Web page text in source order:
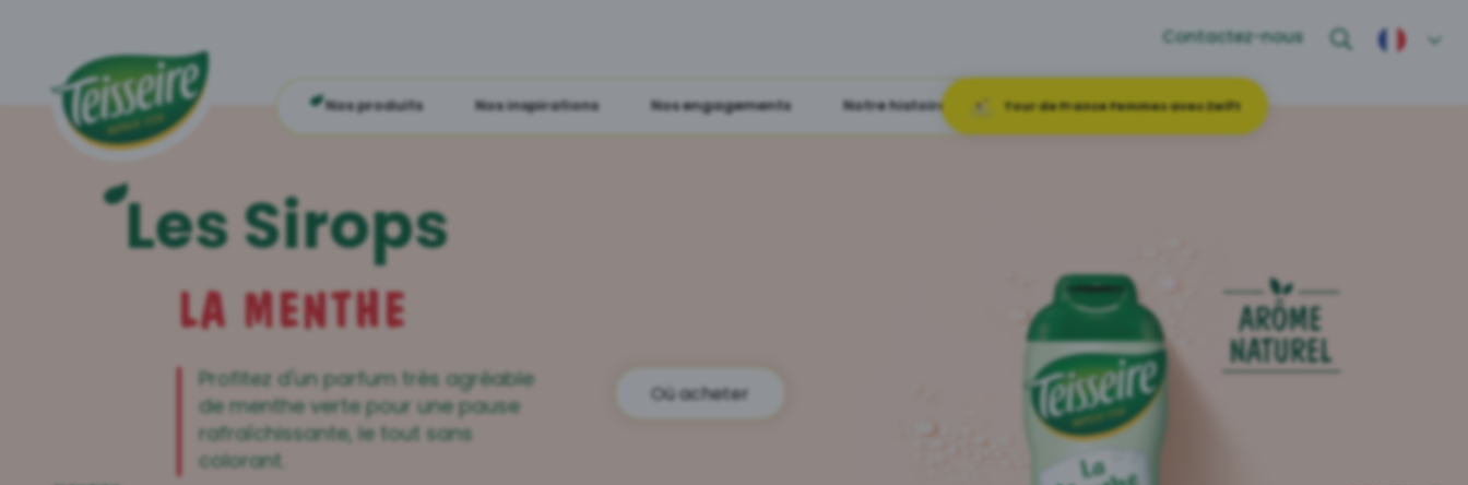
Contactez-nous
Nos produits Nos inspirations Nos engagements Notre histoire Tour de France Femmes avec Zwift
Les Sirops
LA MENTHE
Profitez d'un parfum très agréable
de menthe verte pour une pause
rafraîchissante, le tout sans
colorant.
Où acheter